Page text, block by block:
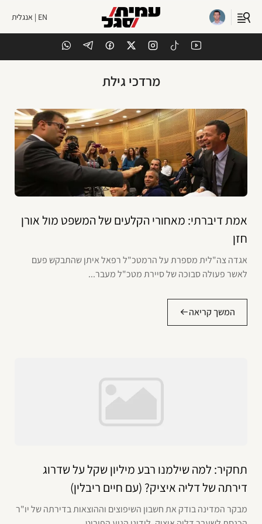
EN | אנגלית
מרדכי גילת
אמת דיברתי: מאחורי הקלעים של המשפט מול אורן
חזן
אגדה צה"לית מספרת על הרמטכ"ל רפאל איתן שהתבקש פעם
לאשר פעולה סבוכה של סיירת מטכ"ל מעבר...
המשך קריאה
תחקיר: למה שילמנו רבע מיליון שקל על שדרוג
דירתה של דליה איציק? (עם חיים ריבלין)
מבקר המדינה בודק את חשבון השיפוצים וההוצאות בדירתה של יו"ר